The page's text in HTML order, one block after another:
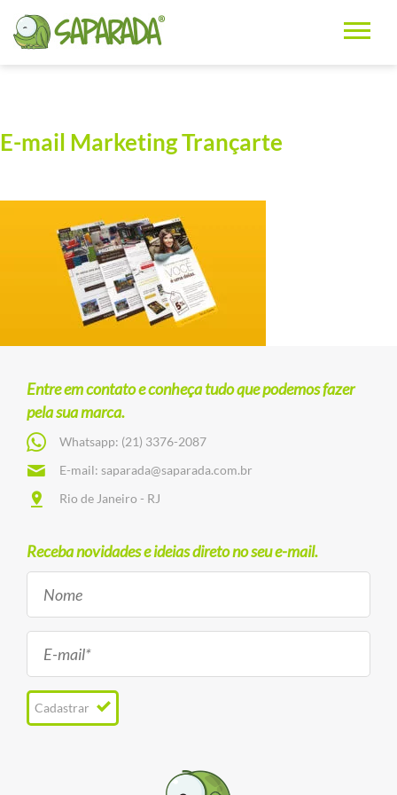
E-mail Marketing Trançarte
Entre em contato e conheça tudo que podemos fazer
pela sua marca.
Whatsapp: (21) 3376-2087
E-mail: saparada@saparada.com.br
Rio de Janeiro - RJ
Receba novidades e ideias direto no seu e-mail.
Cadastrar